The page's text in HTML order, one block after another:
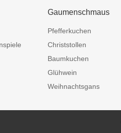
Gaumenschmaus
Pfefferkuchen
Christstollen
Baumkuchen
Glühwein
Weihnachtsgans